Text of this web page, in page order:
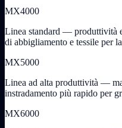
MX4000
Linea standard — produttività
di abbigliamento e tessile per
MX5000
Linea ad alta produttività —
instradamento più rapido per
MX6000